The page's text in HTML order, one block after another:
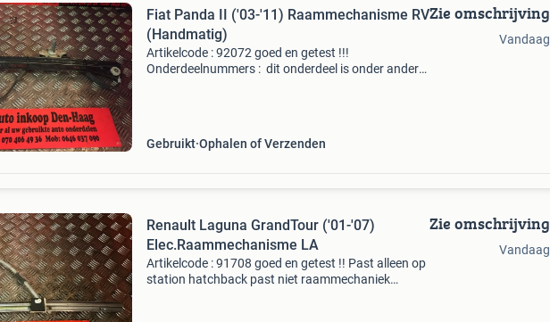
Fiat Panda II ('03-'11) Raammechanisme RV
(Handmatig)
Artikelcode : 92072 goed en getest !!!
Onderdeelnummers : dit onderdeel is onder andere
Gebruikt Ophalen of Verzenden
Zie omschrijving
Vandaag
Renault Laguna GrandTour ('01-'07)
Elec.Raammechanisme LA
Artikelcode : 91708 goed en getest !! Past alleen op
station hatchback past niet raammechaniek
Zie omschrijving
Vandaag